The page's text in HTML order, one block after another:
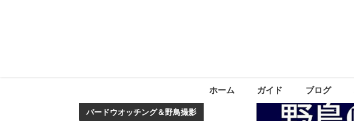
ホーム ガイド ブログ
バードウオッチング＆野鳥撮影